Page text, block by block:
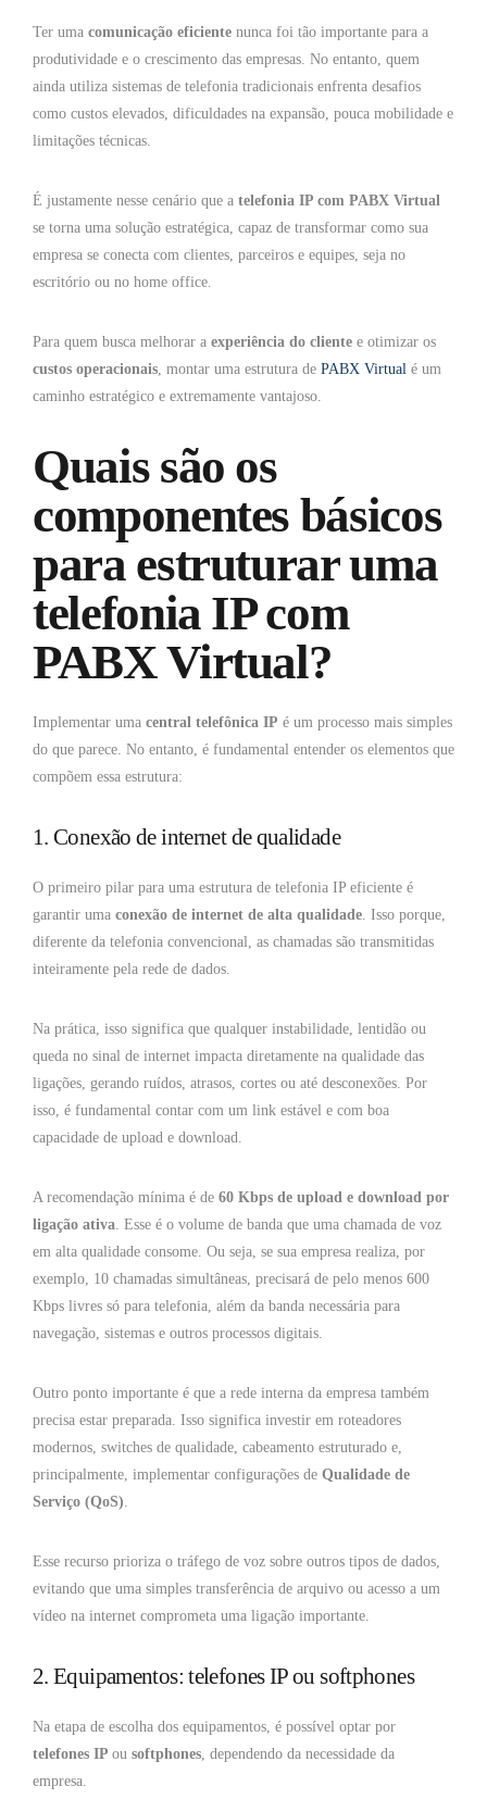
Ter uma comunicação eficiente nunca foi tão importante para a
produtividade e o crescimento das empresas. No entanto, quem
ainda utiliza sistemas de telefonia tradicionais enfrenta desafios
como custos elevados, dificuldades na expansão, pouca mobilidade e
limitações técnicas.
É justamente nesse cenário que a telefonia IP com PABX Virtual
se torna uma solução estratégica, capaz de transformar como sua
empresa se conecta com clientes, parceiros e equipes, seja no
escritório ou no home office.
Para quem busca melhorar a experiência do cliente e otimizar os
custos operacionais , montar uma estrutura de PABX Virtual é um
caminho estratégico e extremamente vantajoso.
Quais são os
componentes básicos
para estruturar uma
telefonia IP com
PABX Virtual?
Implementar uma central telefônica IP é um processo mais simples
do que parece. No entanto, é fundamental entender os elementos que
compõem essa estrutura:
1. Conexão de internet de qualidade
O primeiro pilar para uma estrutura de telefonia IP eficiente é
garantir uma conexão de internet de alta qualidade . Isso porque,
diferente da telefonia convencional, as chamadas são transmitidas
inteiramente pela rede de dados.
Na prática, isso significa que qualquer instabilidade, lentidão ou
queda no sinal de internet impacta diretamente na qualidade das
ligações, gerando ruídos, atrasos, cortes ou até desconexões. Por
isso, é fundamental contar com um link estável e com boa
capacidade de upload e download.
A recomendação mínima é de 60 Kbps de upload e download por
ligação ativa . Esse é o volume de banda que uma chamada de voz
em alta qualidade consome. Ou seja, se sua empresa realiza, por
exemplo, 10 chamadas simultâneas, precisará de pelo menos 600
Kbps livres só para telefonia, além da banda necessária para
navegação, sistemas e outros processos digitais.
Outro ponto importante é que a rede interna da empresa também
precisa estar preparada. Isso significa investir em roteadores
modernos, switches de qualidade, cabeamento estruturado e,
principalmente, implementar configurações de Qualidade de
Serviço (QoS)
Esse recurso prioriza o tráfego de voz sobre outros tipos de dados,
evitando que uma simples transferência de arquivo ou acesso a um
vídeo na internet comprometa uma ligação importante.
2. Equipamentos: telefones IP ou softphones
Na etapa de escolha dos equipamentos, é possível optar por
telefones IP ou softphones , dependendo da necessidade da
empresa.